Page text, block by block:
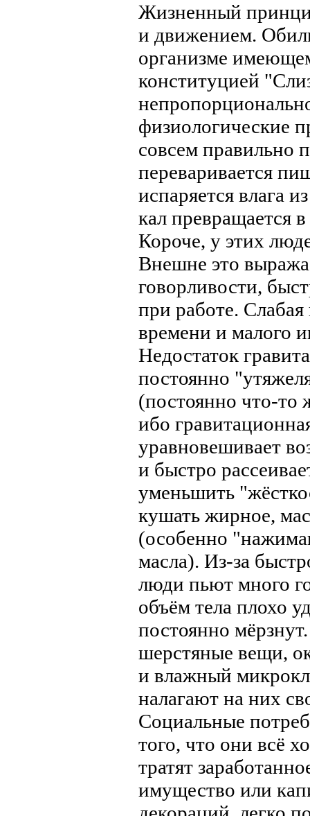
Жизненный
и движением.
организме
конституцией
физиологические
совсем правильно
переваривается
испаряется влага
кал превращается
Короче, у этих
Внешне это
говорливости,
при работе. Слабая
времени и малого
Недостаток
постоянно
(постоянно что-
ибо
уравновешивает
и быстро
уменьшить
кушать жирное,
(особенно
масла). Из-за
люди пьют много
объём тела плохо
постоянно
шерстяные вещи,
и влажный
налагают на них
Социальные
того, что они всё
тратят
имущество или